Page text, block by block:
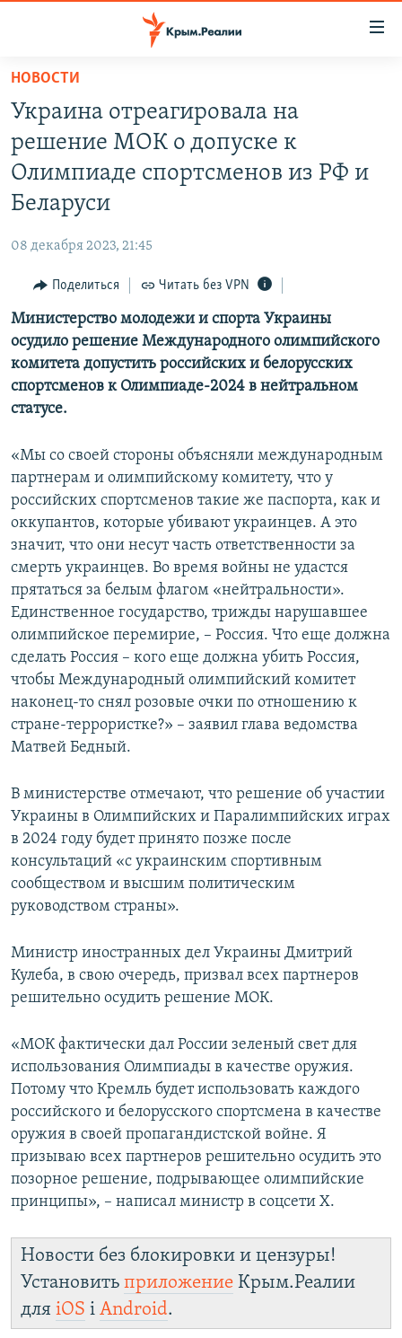
Вернуться
основному
содержанию
Вернутся
главной
Вернутся
поиску
СПЕЦПРОЕКТЫ
ВОДА
ИСТОРИЯ
ИНТЕРАКТИВ
ИНФОГРАФИКА
ТЕЛЕПРОЕКТ КРЫМ.РЕАЛИИ
СОВЕТЫ ПРАВОЗАЩИТНИКОВ
ПРОПАВШИЕ БЕЗ ВЕСТИ
ПОБЕДИТЕЛЕЙ НЕ СУДЯТ?
КРЫМ.НЕПОКОРЕННЫЙ
ELIFBE
УКРАИНСКАЯ ПРОБЛЕМА КРЫМА
РАДІО СВОБОДА
КАК ОБОЙТИ БЛОКИРОВКУ
Українською
Qırımtatar
ПРИСОЕДИНЯЙТЕСЬ!
Все сайты RFE/RL
НОВОСТИ
Украина отреагировала на
решение МОК о допуске к
Олимпиаде спортсменов из РФ и
Беларуси
08 декабря 2023, 21:45
Поделиться Читать без VPN
Министерство молодежи и спорта Украины
осудило решение Международного олимпийского
комитета допустить российских и белорусских
спортсменов к Олимпиаде-2024 в нейтральном
статусе.
«Мы со своей стороны объясняли международным
партнерам и олимпийскому комитету, что у
российских спортсменов такие же паспорта, как и
оккупантов, которые убивают украинцев. А это
значит, что они несут часть ответственности за
смерть украинцев. Во время войны не удастся
прятаться за белым флагом «нейтральности».
Единственное государство, трижды нарушавшее
олимпийское перемирие, – Россия. Что еще должна
сделать Россия – кого еще должна убить Россия,
чтобы Международный олимпийский комитет
наконец-то снял розовые очки по отношению к
стране-террористке?» – заявил глава ведомства
Матвей Бедный.
В министерстве отмечают, что решение об участии
Украины в Олимпийских и Паралимпийских играх
в 2024 году будет принято позже после
консультаций «с украинским спортивным
сообществом и высшим политическим
руководством страны».
Министр иностранных дел Украины Дмитрий
Кулеба, в свою очередь, призвал всех партнеров
решительно осудить решение МОК.
«МОК фактически дал России зеленый свет для
использования Олимпиады в качестве оружия.
Потому что Кремль будет использовать каждого
российского и белорусского спортсмена в качестве
оружия в своей пропагандистской войне. Я
призываю всех партнеров решительно осудить это
позорное решение, подрывающее олимпийские
принципы», – написал министр в соцсети Х.
Новости без блокировки и цензуры!
Установить приложение Крым.Реалии
для iOS і Android.